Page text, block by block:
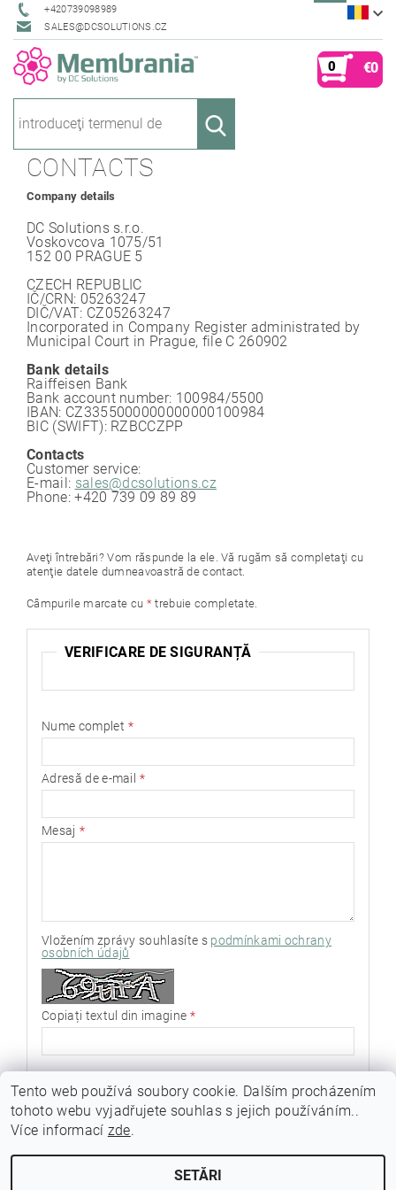
+420739098989
SALES@DCSOLUTIONS.CZ
0 €0
CONTACTS
Company details
DC Solutions s.r.o.
Voskovcova 1075/51
152 00 PRAGUE 5
CZECH REPUBLIC
IČ/CRN: 05263247
DIČ/VAT: CZ05263247
Incorporated in Company Register administrated by
Municipal Court in Prague, file C 260902
Bank details
Raiffeisen Bank
Bank account number: 100984/5500
IBAN: CZ3355000000000000100984
BIC (SWIFT): RZBCCZPP
Contacts
Customer service:
E-mail: sales@dcsolutions.cz
Phone: +420 739 09 89 89
Aveţi întrebări? Vom răspunde la ele. Vă rugăm să completaţi cu
atenţie datele dumneavoastră de contact.
Câmpurile marcate cu * trebuie completate.
VERIFICARE DE SIGURANȚĂ
Nume complet
Adresă de e-mail
Mesaj
Vložením zprávy souhlasíte s podmínkami ochrany
osobních údajů
Copiați textul din imagine
Tento web používá soubory cookie. Dalším procházením
tohoto webu vyjadřujete souhlas s jejich používáním..
Více informací zde.
SETĂRI